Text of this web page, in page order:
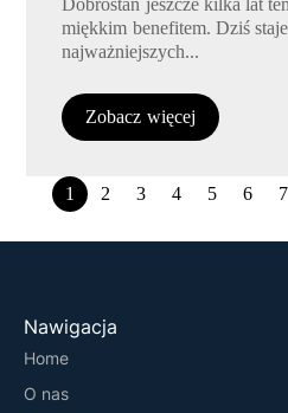
Dobrostan jeszcze kilka lat
miękkim benefitem. Dziś
najważniejszych...
Zobacz więcej
1 2 3 4 5 6 7
Nawigacja
Home
O nas